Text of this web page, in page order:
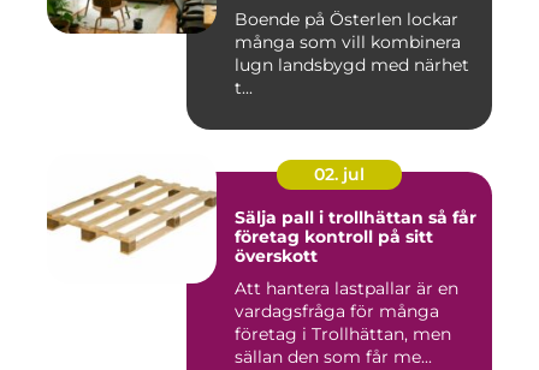
Boende på Österlen lockar
många som vill kombinera
lugn landsbygd med närhet
t...
02. jul
Sälja pall i trollhättan så får
företag kontroll på sitt
överskott
Att hantera lastpallar är en
vardagsfråga för många
företag i Trollhättan, men
sällan den som får me...